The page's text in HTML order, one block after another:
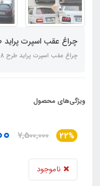
چراغ عقب اسپرت پراید طرح
چراغ عقب اسپرت پراید طرح 3008
ویژگی‌های محصول
22%
7,500,000
ناموجود